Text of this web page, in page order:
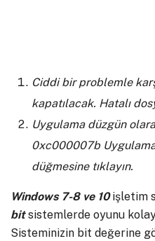
Ciddi bir problemle
kapatılacak. Hatalı
Uygulama düzgün
0xc000007b
düğmesine tıklayın.
Windows 7-8 ve 10işletim
bitsistemlerde oyunu
Sisteminizin bit değerine